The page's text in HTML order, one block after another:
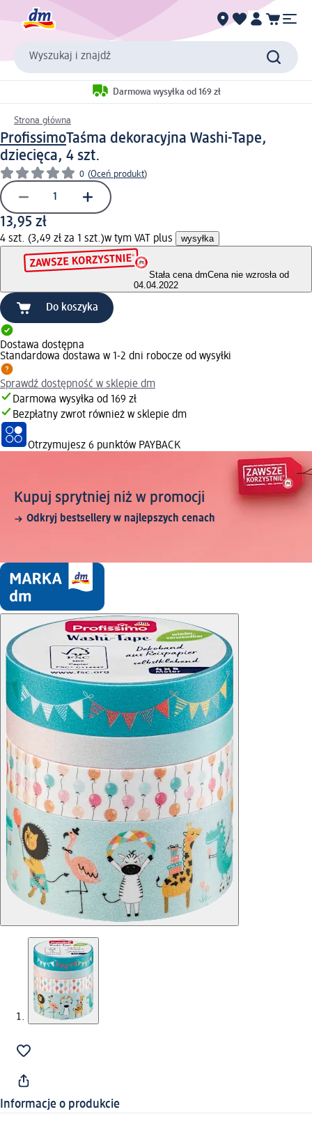
Wyszukaj i znajdź
Darmowa wysyłka od 169 zł
Strona główna
ProfissimoTaśma dekoracyjna Washi-Tape,
dziecięca, 4 szt.
0 (Oceń produkt)
13,95 zł
4 szt. (3,49 zł za 1 szt.)w tym VAT plus wysyłka
Stała cena dmCena nie wzrosła od
04.04.2022
Do koszyka
Dostawa dostępna
Standardowa dostawa w 1-2 dni robocze od wysyłki
Sprawdź dostępność w sklepie dm
Darmowa wysyłka od 169 zł
Bezpłatny zwrot również w sklepie dm
Otrzymujesz 6 punktów PAYBACK
Kupuj sprytniej niż w promocji
Odkryj bestsellery w najlepszych cenach
Informacje o produkcie